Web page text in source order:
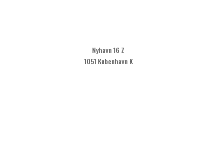
Nyhavn 16 Z
1051 København K